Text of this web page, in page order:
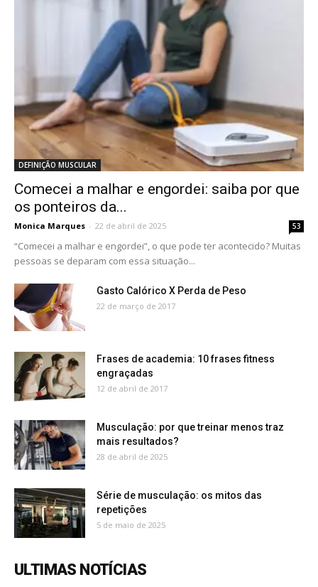
DEFINIÇÃO MUSCULAR
Comecei a malhar e engordei: saiba por que
os ponteiros da...
Monica Marques - 22 de abril de 2025 53
“Comecei a malhar e engordei”, o que pode ter acontecido? Muitas
pessoas se deparam com essa situação...
Gasto Calórico X Perda de Peso
22 de março de 2017
Frases de academia: 10 frases fitness
engraçadas
12 de abril de 2017
Musculação: por que treinar menos traz
mais resultados?
28 de abril de 2025
Série de musculação: os mitos das
repetições
5 de maio de 2025
ULTIMAS NOTÍCIAS